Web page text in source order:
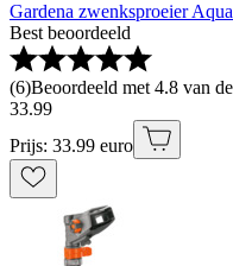
Gardena zwenksproeier
Best beoordeeld
(6)Beoordeeld met 4.8 van
33.99
Prijs: 33.99 euro